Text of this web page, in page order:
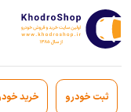
ثبت خودرو خرید